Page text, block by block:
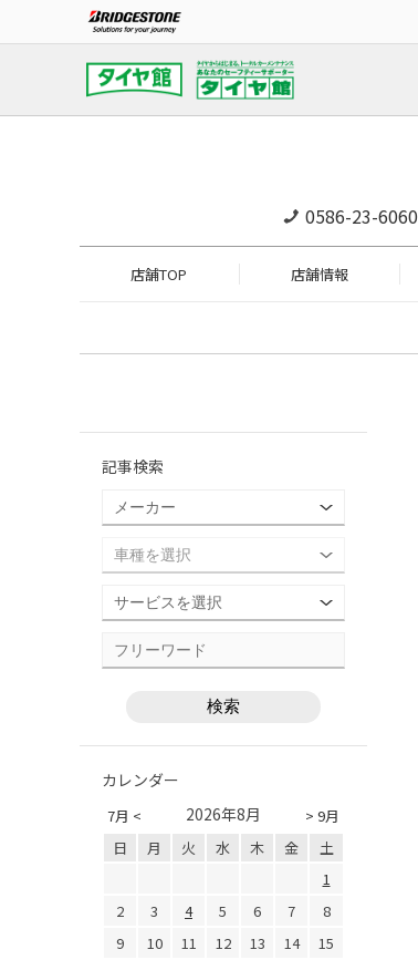
0586-23-6060
店舗TOP 店舗情報
記事検索
カレンダー
7月 < > 9月
2026年8月
日 月 火 水 木 金
土
1
2
3 4 5 6 7
8
9
10 11 12 13 14
15